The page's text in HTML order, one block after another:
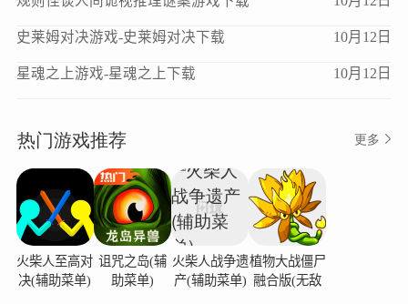
史莱姆对决游戏-史莱姆对决下载 10月12日
星魂之上游戏-星魂之上下载 10月12日
热门游戏推荐 更多
火柴人至高对
决(辅助菜单)
诅咒之岛(辅
助菜单)
火柴人战争遗
产(辅助菜单)
植物大战僵尸
融合版(无敌